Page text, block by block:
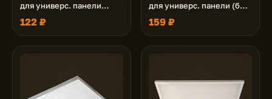
для универс. панели
(36W,72W) без ступеньки
122 ₽
для универс. панели (без
ступеньки - PN*K50ELC)
159 ₽